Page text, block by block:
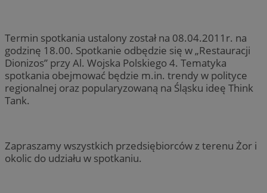
Termin spotkania ustalony został na 08.04.2011r. na
godzinę 18.00. Spotkanie odbędzie się w „Restauracji
Dionizos” przy Al. Wojska Polskiego 4. Tematyka
spotkania obejmować będzie m.in. trendy w polityce
regionalnej oraz popularyzowaną na Śląsku ideę Think
Tank.
Zapraszamy wszystkich przedsiębiorców z terenu Żor i
okolic do udziału w spotkaniu.